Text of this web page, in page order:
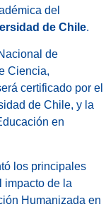
del
de Chile.
de
Ciencia,
certificado por el
de Chile, y la
en
los principales
impacto de la
Humanizada en